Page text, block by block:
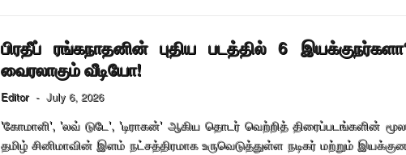
பிரதீப் ரங்கநாதனின் புதிய படத்தில் 6
வைரலாகும் வீடியோ!
Editor - July 6, 2026
'கோமாளி', 'லவ் டுடே', 'டிராகன்' ஆகிய தொடர் வெற்றித் திரைப்படங்களின்
தமிழ் சினிமாவின் இளம் நட்சத்திரமாக உருவெடுத்துள்ள நடிகர் மற்றும்